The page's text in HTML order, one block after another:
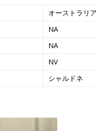
オーストラリア
NA
NA
NV
シャルドネ